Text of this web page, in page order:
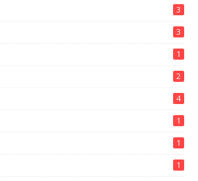
3
3
1
2
4
1
1
1